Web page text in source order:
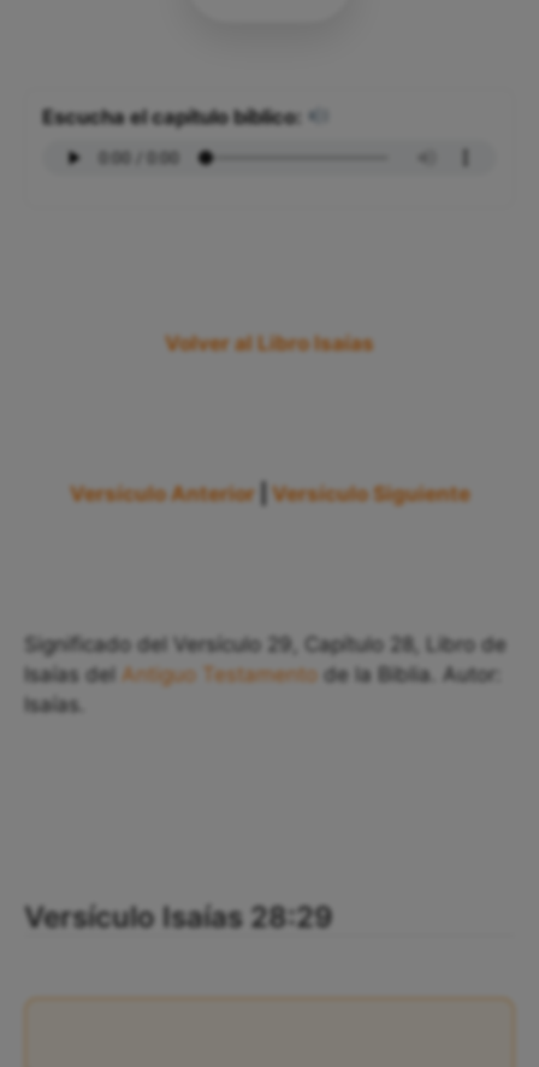
Escucha el capítulo bíblico:
Volver al Libro Isaías
Versículo Anterior Versículo Siguiente
Significado del Versículo 29, Capítulo 28, Libro de
Isaías del Antiguo Testamento de la Biblia. Autor:
Isaías.
Versículo Isaías 28:29